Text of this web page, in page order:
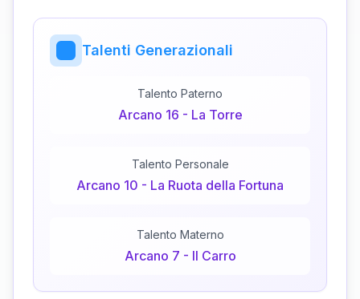
Talenti Generazionali
Talento Paterno
Arcano 16 - La Torre
Talento Personale
Arcano 10 - La Ruota della Fortuna
Talento Materno
Arcano 7 - Il Carro